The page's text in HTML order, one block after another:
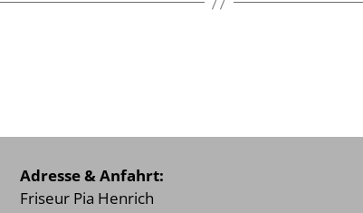
Adresse & Anfahrt:
Friseur Pia Henrich